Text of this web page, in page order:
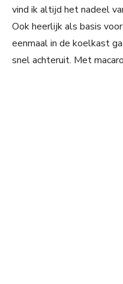
vind ik altijd het nadeel
Ook heerlijk als basis
eenmaal in de koelkast
snel achteruit. Met